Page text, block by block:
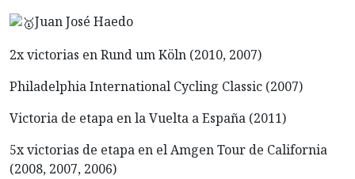
Juan José Haedo
2xvictorias en Rund um Köln (2010, 2007)
Philadelphia International Cycling Classic (2007)
Victoria de etapa en la Vuelta a España (2011)
5x victorias de etapa en el Amgen Tour de California
(2008, 2007, 2006)